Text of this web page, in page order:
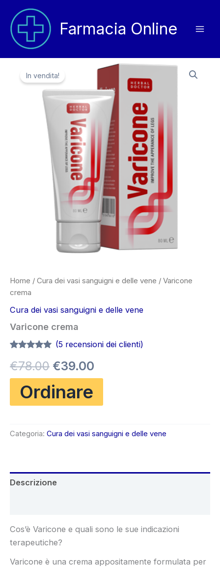
contenuto
Farmacia Online
In vendita!
Home / Cura dei vasi sanguigni e delle vene / Varicone
crema
Cura dei vasi sanguigni e delle vene
Varicone crema
su 5 su
base di
recensioni
(5recensioni dei clienti)
€78.00 Il
prezzo
originale
€39.00
attuale
Ordinare
Categoria: Cura dei vasi sanguigni e delle vene
Descrizione
Cos’è Varicone e quali sono le sue indicazioni
terapeutiche?
Varicone è una crema appositamente formulata per